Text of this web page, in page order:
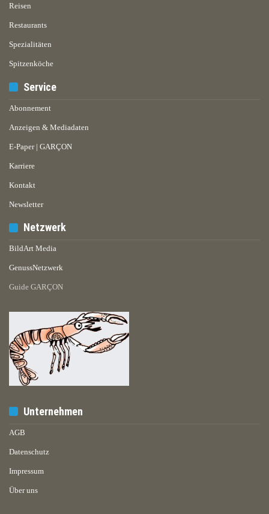
Reisen
Restaurants
Spezialitäten
Spitzenköche
Service
Abonnement
Anzeigen & Mediadaten
E-Paper | GARÇON
Karriere
Kontakt
Newsletter
Netzwerk
BildArt Media
GenussNetzwerk
Guide GARÇON
Unternehmen
AGB
Datenschutz
Impressum
Über uns